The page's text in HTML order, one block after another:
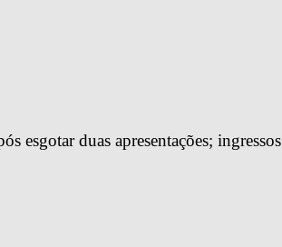
esgotar duas apresentações; ingressos